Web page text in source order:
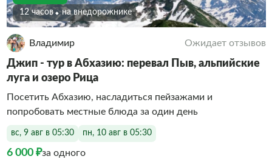
12 часов На внедорожнике
Владимир Ожидает отзывов
Джип - тур в Абхазию: перевал Пыв, альпийские
луга и озеро Рица
Посетить Абхазию, насладиться пейзажами и
попробовать местные блюда за один день
вс, 9 авг в 05:30 пн, 10 авг в 05:30
6 000 ₽за одного